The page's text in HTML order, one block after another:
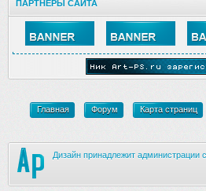
ПАРТНЕРЫ САЙТА
Главная Форум Карта страниц
Дизайн принадлежит администрации